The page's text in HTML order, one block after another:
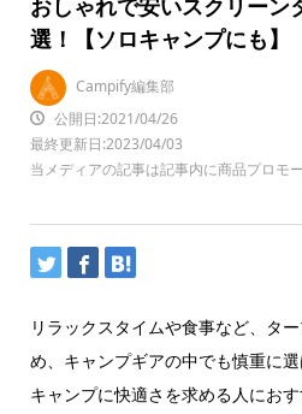
おしゃれで安いスクリーン
選！【ソロキャンプにも】
Campify編集部
公開日:2021/04/26
最終更新日:2023/04/03
当メディアの記事は記事内に商品プロモ
リラックスタイムや食事など、タ
め、キャンプギアの中でも慎重に
キャンプに快適さを求める人にお